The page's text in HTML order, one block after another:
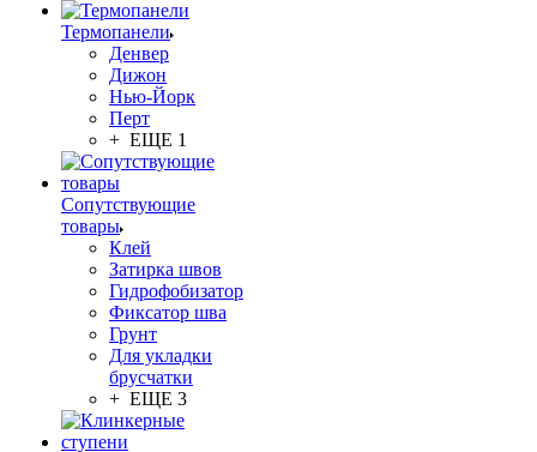
Термопанели
Денвер
Дижон
Нью-Йорк
Перт
+ ЕЩЕ 1
Сопутствующие
товары
Клей
Затирка швов
Гидрофобизатор
Фиксатор шва
Грунт
Для укладки
брусчатки
+ ЕЩЕ 3